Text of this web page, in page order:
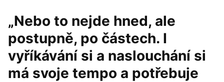
„Nebo to nejde hned, ale
postupně, po částech. I
vyříkávání si a naslouchání si
má svoje tempo a potřebuje